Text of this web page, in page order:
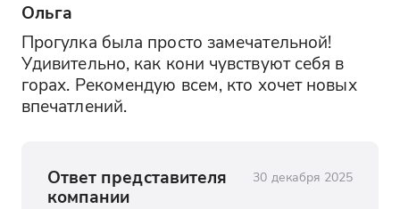
Ольга
Прогулка была просто замечательной!
Удивительно, как кони чувствуют себя в
горах. Рекомендую всем, кто хочет новых
впечатлений.
Ответ представителя
компании
30 декабря 2025